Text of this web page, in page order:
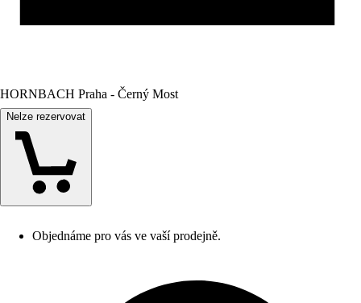
HORNBACH Praha - Černý Most
Nelze rezervovat
Objednáme pro vás ve vaší prodejně.